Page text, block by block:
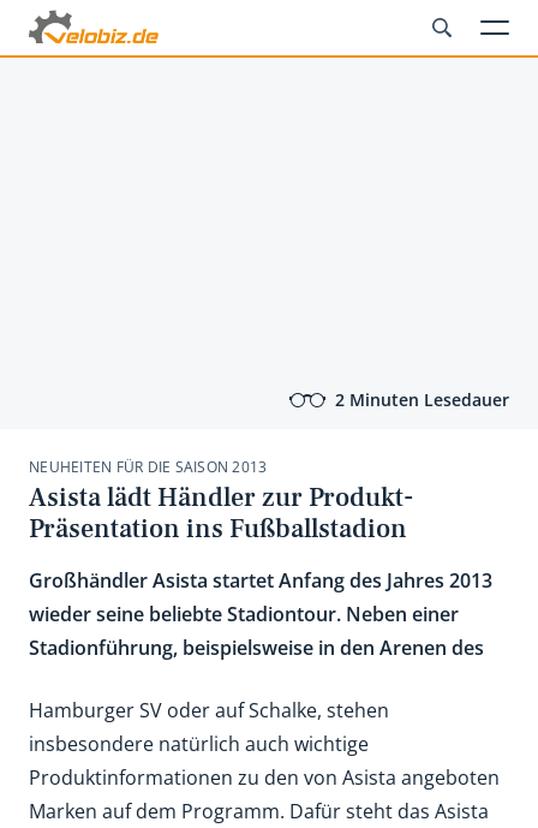
2 Minuten Lesedauer
NEUHEITEN FÜR DIE SAISON 2013
Asista lädt Händler zur Produkt-
Präsentation ins Fußballstadion
Großhändler Asista startet Anfang des Jahres 2013
wieder seine beliebte Stadiontour. Neben einer
Stadionführung, beispielsweise in den Arenen des
Hamburger SV oder auf Schalke, stehen
insbesondere natürlich auch wichtige
Produktinformationen zu den von Asista angeboten
Marken auf dem Programm. Dafür steht das Asista